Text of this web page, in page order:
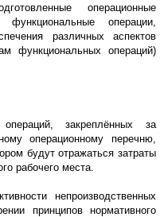
операционные
операции,
различных аспектов
функциональных операций)
закреплённых за
операционному перечню,
будут отражаться затраты
рабочего места.
непроизводственных
принципов нормативного